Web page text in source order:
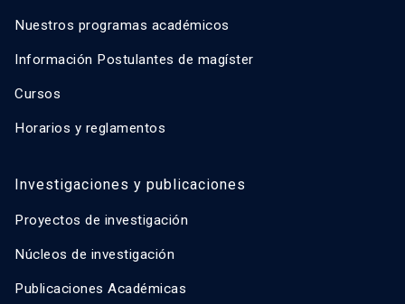
Nuestros programas académicos
Información Postulantes de magíster
Cursos
Horarios y reglamentos
Investigaciones y publicaciones
Proyectos de investigación
Núcleos de investigación
Publicaciones Académicas